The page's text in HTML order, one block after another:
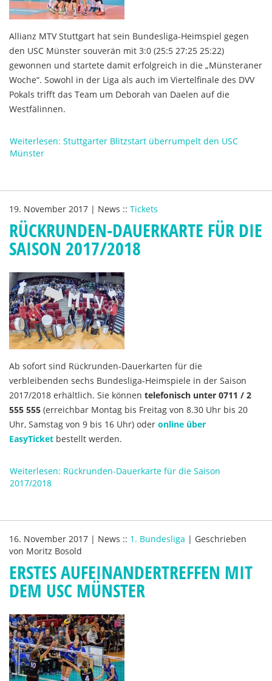
Allianz MTV Stuttgart hat sein Bundesliga-Heimspiel gegen
den USC Münster souverän mit 3:0 (25:5 27:25 25:22)
gewonnen und startete damit erfolgreich in die „Münsteraner
Woche“. Sowohl in der Liga als auch im Viertelfinale des DVV
Pokals trifft das Team um Deborah van Daelen auf die
Westfälinnen.
Weiterlesen: Stuttgarter Blitzstart überrumpelt den USC
Münster
19. November 2017 | News :: Tickets
RÜCKRUNDEN-DAUERKARTE FÜR DIE
SAISON 2017/2018
Ab sofort sind Rückrunden-Dauerkarten für die
verbleibenden sechs Bundesliga-Heimspiele in der Saison
2017/2018 erhältlich. Sie können telefonisch unter 0711 / 2
555 555 (erreichbar Montag bis Freitag von 8.30 Uhr bis 20
Uhr, Samstag von 9 bis 16 Uhr) oder online über
EasyTicket bestellt werden.
Weiterlesen: Rückrunden-Dauerkarte für die Saison
2017/2018
16. November 2017 | News :: 1. Bundesliga | Geschrieben
von Moritz Bosold
ERSTES AUFEINANDERTREFFEN MIT
DEM USC MÜNSTER